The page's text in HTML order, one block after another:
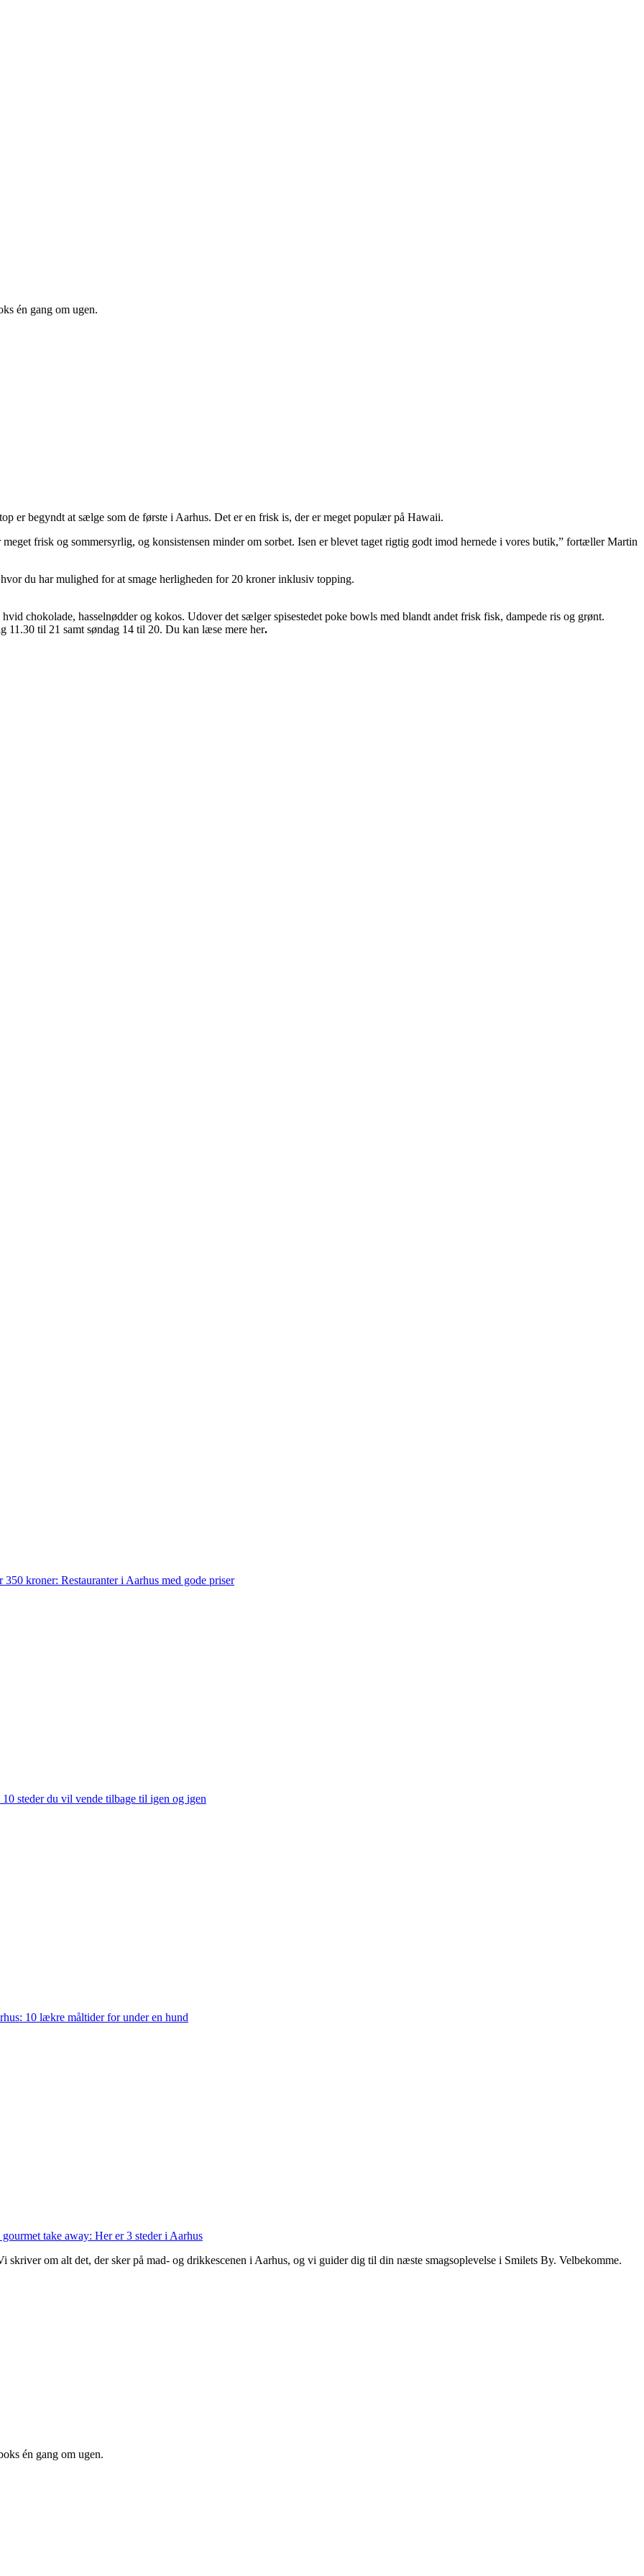
én gang om ugen.
er begyndt at sælge som de første i Aarhus. Det er en frisk is, der er meget populær på Hawaii.
frisk og sommersyrlig, og konsistensen minder om sorbet. Isen er blevet taget rigtig godt imod hernede i vores butik,” fortæller Martin
du har mulighed for at smage herligheden for 20 kroner inklusiv topping.
chokolade, hasselnødder og kokos. Udover det sælger spisestedet poke bowls med blandt andet frisk fisk, dampede ris og grønt.
11.30 til 21 samt søndag 14 til 20. Du kan læse mere her.
350 kroner: Restauranter i Aarhus med gode priser
steder du vil vende tilbage til igen og igen
10 lækre måltider for under en hund
take away: Her er 3 steder i Aarhus
om alt det, der sker på mad- og drikkescenen i Aarhus, og vi guider dig til din næste smagsoplevelse i Smilets By. Velbekomme.
én gang om ugen.